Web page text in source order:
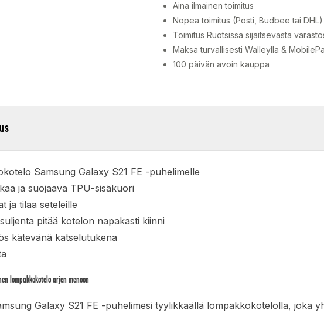
Aina ilmainen toimitus
Nopea toimitus (Posti, Budbee tai DHL)
Toimitus Ruotsissa sijaitsevasta
Maksa turvallisesti Walleylla &
100 päivän avoin kauppa
Samsung Galaxy S21 FE -puhelimelle
ja suojaava TPU-sisäkuori
ja tilaa seteleille
pitää kotelon napakasti kiinni
kätevänä katselutukena
lompakkokotelo arjen menoon
Galaxy S21 FE -puhelimesi tyylikkäällä lompakkokotelolla, joka